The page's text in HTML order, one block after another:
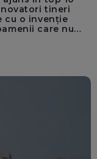
tineri
cu o invenție
care nu